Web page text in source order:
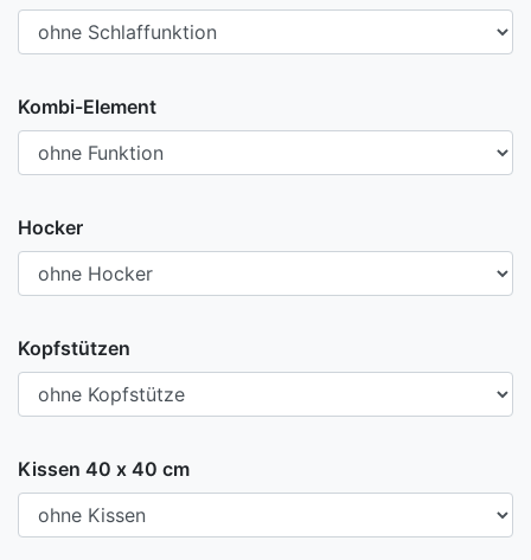
Kombi-Element
Hocker
Kopfstützen
Kissen 40 x 40 cm